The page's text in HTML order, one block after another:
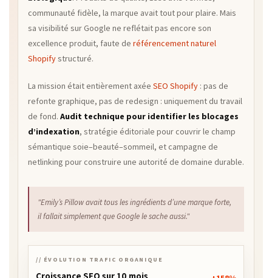
communauté fidèle, la marque avait tout pour plaire. Mais
sa visibilité sur Google ne reflétait pas encore son
excellence produit, faute de référencement naturel
Shopifystructuré.
La mission était entièrement axée SEO Shopify : pas de
refonte graphique, pas de redesign : uniquement du travail
de fond. Audit technique pour identifier les blocages
d’indexation, stratégie éditoriale pour couvrir le champ
sémantique soie–beauté–sommeil, et campagne de
netlinking pour construire une autorité de domaine durable.
"Emily’s Pillow avait tous les ingrédients d’une marque forte,
il fallait simplement que Google le sache aussi."
// ÉVOLUTION TRAFIC ORGANIQUE
Croissance SEO sur 10 mois